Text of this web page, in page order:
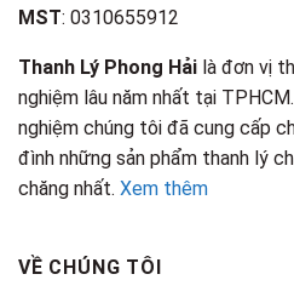
MST: 0310655912
Thanh Lý Phong Hải là đơn vị
nghiệm lâu năm nhất tại
nghiệm chúng tôi đã cung cấp
đình những sản phẩm thanh lý
chăng nhất. Xem thêm
VỀ CHÚNG TÔI